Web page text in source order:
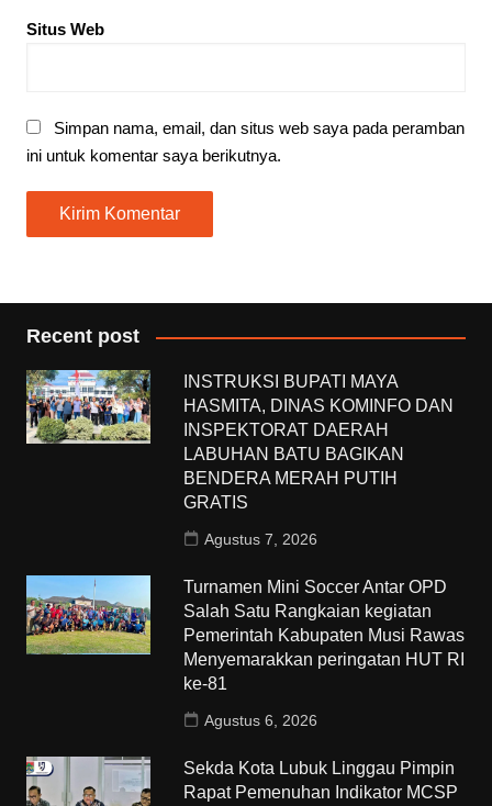
Situs Web
Simpan nama, email, dan situs web saya pada peramban
ini untuk komentar saya berikutnya.
Recent post
INSTRUKSI BUPATI MAYA
HASMITA, DINAS KOMINFO DAN
INSPEKTORAT DAERAH
LABUHAN BATU BAGIKAN
BENDERA MERAH PUTIH
GRATIS
Agustus 7, 2026
Turnamen Mini Soccer Antar OPD
Salah Satu Rangkaian kegiatan
Pemerintah Kabupaten Musi Rawas
Menyemarakkan peringatan HUT RI
ke-81
Agustus 6, 2026
Sekda Kota Lubuk Linggau Pimpin
Rapat Pemenuhan Indikator MCSP